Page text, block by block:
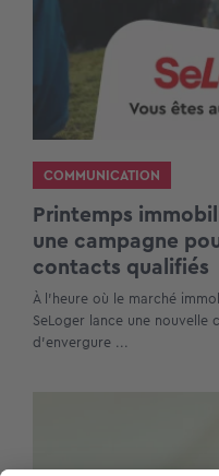
COMMUNICATION
Printemps
une campagne
contacts qualifiés
À l’heure où le marché
SeLoger lance une
d’envergure ...